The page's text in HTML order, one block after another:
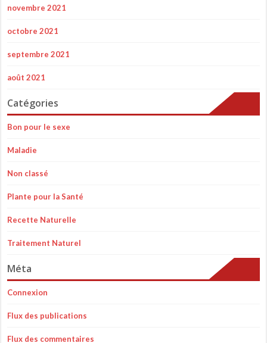
novembre 2021
octobre 2021
septembre 2021
août 2021
Catégories
Bon pour le sexe
Maladie
Non classé
Plante pour la Santé
Recette Naturelle
Traitement Naturel
Méta
Connexion
Flux des publications
Flux des commentaires